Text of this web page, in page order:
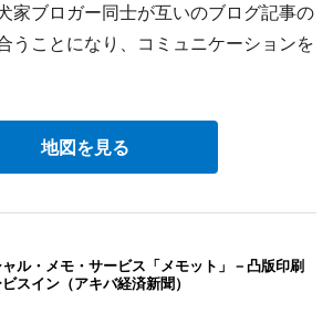
家ブロガー同士が互いのブログ記事の
うことになり、コミュニケーションを
地図を見る
ル・メモ・サービス「メモット」－凸版印刷
スイン（アキバ経済新聞）